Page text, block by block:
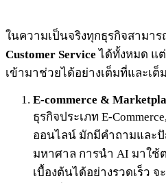
ในความเป็นจริงทุกธุรกิจสามา
Customer Service ได้ทั้งหมด แ
เข้ามาช่วยได้อย่างเต็มที่และเ
E-commerce &
ธุรกิจประเภท E-
ออนไลน์ มักมีคำถามและ
มหาศาล การนำ AI มาใ
เบื้องต้นได้อย่างรวดเร็ว